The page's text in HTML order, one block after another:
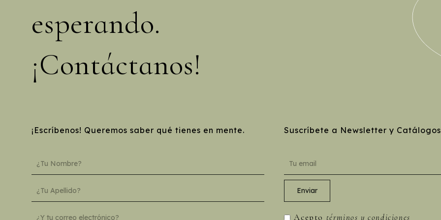
esperando.
¡Contáctanos!
¡Escríbenos! Queremos saber qué tienes en mente. Suscríbete a Newsletter y
Acepto términos y condiciones